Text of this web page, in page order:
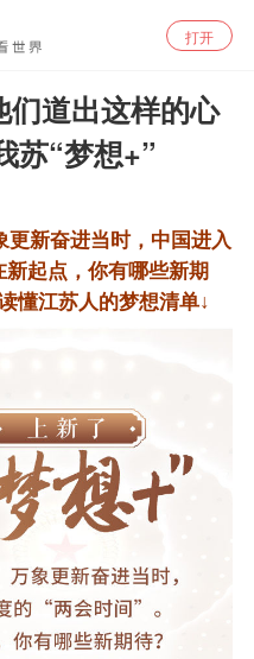
打开
们道出这样的心
苏“梦想+”
更新奋进当时，中国进入
起点，你有哪些新期
懂江苏人的梦想清单↓